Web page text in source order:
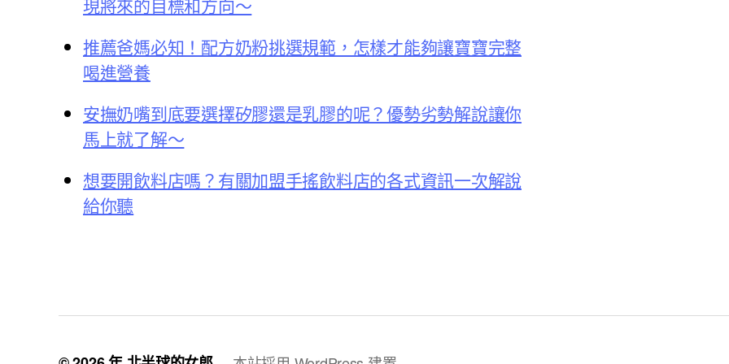
推薦爸媽必知！配方奶粉挑選規範，怎樣才能夠讓寶寶完整
喝進營養
安撫奶嘴到底要選擇矽膠還是乳膠的呢？優勢劣勢解說讓你
馬上就了解～
想要開飲料店嗎？有關加盟手搖飲料店的各式資訊一次解說
給你聽